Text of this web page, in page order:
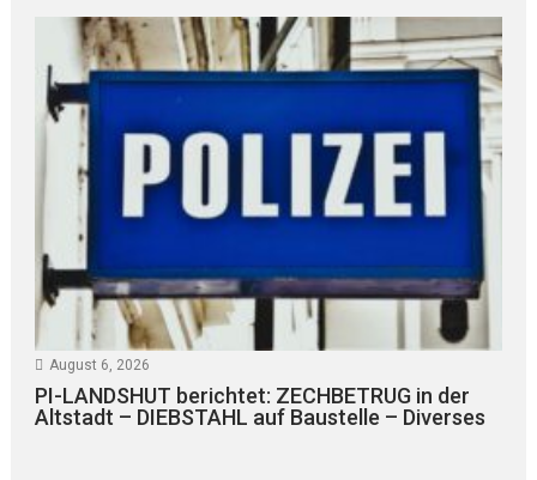
August 6, 2026
PI-LANDSHUT berichtet: ZECHBETRUG in der
Altstadt – DIEBSTAHL auf Baustelle – Diverses